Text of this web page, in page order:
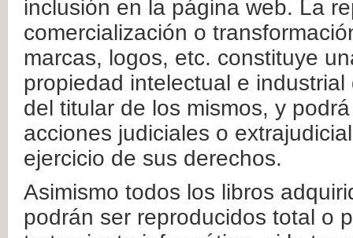
inclusión en la página web. La
comercialización o
marcas, logos, etc. constituye
propiedad intelectual e
del titular de los mismos, y
acciones judiciales o
ejercicio de sus derechos.
Asimismo todos los libros
podrán ser reproducidos total o